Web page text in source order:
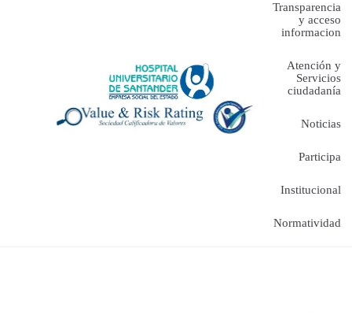
Transparencia
y acceso
informacion
Atención y
Servicios
ciudadanía
Noticias
Participa
Institucional
Normatividad